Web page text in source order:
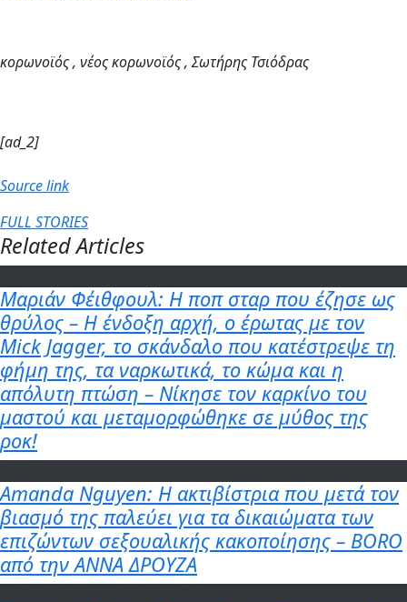
κορωνοϊός , νέος κορωνοϊός , Σωτήρης Τσιόδρας
[ad_2]
Source link
FULL STORIES
Related Articles
Μαριάν Φέιθφουλ: Η ποπ σταρ που έζησε ως
θρύλος – Η ένδοξη αρχή, ο έρωτας με τον
Mick Jagger, το σκάνδαλο που κατέστρεψε τη
φήμη της, τα ναρκωτικά, το κώμα και η
απόλυτη πτώση – Νίκησε τον καρκίνο του
μαστού και μεταμορφώθηκε σε μύθος της
ροκ!
Amanda Nguyen: Η ακτιβίστρια που μετά τον
βιασμό της παλεύει για τα δικαιώματα των
επιζώντων σεξουαλικής κακοποίησης – BORO
από την ΑΝΝΑ ΔΡΟΥΖΑ